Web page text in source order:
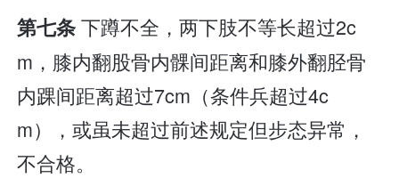
第七条下蹲不全，两下肢不等长超过2c
m，膝内翻股骨内髁间距离和膝外翻胫骨
内踝间距离超过7cm（条件兵超过4c
m），或虽未超过前述规定但步态异常，
不合格。